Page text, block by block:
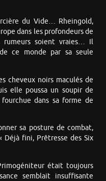
du Vide… Rheingold,
dans les profondeurs de
rumeurs soient vraies… Il
ce monde par sa seule
cheveux noirs maculés de
elle poussa un soupir de
dans sa forme de
sa posture de combat,
Déjà fini, Prêtresse des Six
était toujours
semblait insuffisante